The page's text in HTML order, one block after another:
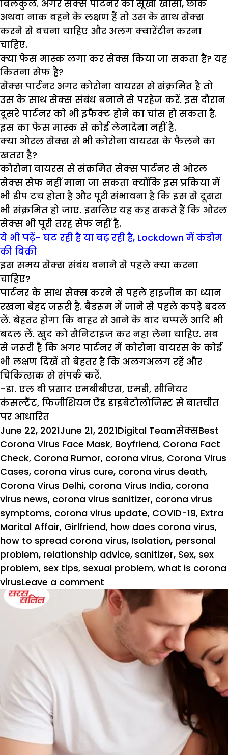
बिलकुल. अगर सेक्स पार्टनर को सूखी खांसी, छींक
अथवा नाक बहने के लक्षण हैं तो उस के साथ सेक्स
करने से बचना चाहिए और अलग क्वारेंटीन करना
चाहिए.
क्या फेस मास्क लगा कर सेक्स किया जा सकता है? यह
कितना सेफ है?
सेक्स पार्टनर अगर कोरोना वायरस से संक्रमित है तो
उस के साथ सेक्स संबंध बनाने से परहेज करें. इस दौरान
दूसरे पार्टनर को भी इफैक्ट होने का चांस हो सकता है.
इस का फेस मास्क से कोई लेनादेना नहीं है.
क्या ओरल सेक्स से भी कोरोना वायरस के फैलने का
खतरा है?
कोरोना वायरस से संक्रमित सेक्स पार्टनर से ओरल
सेक्स सेफ नहीं माना जा सकता क्योंकि इस प्रकिया में
भी डीप टच होता है और पूरी संभावना है कि इस से दूसरा
भी संक्रमित हो जाए. इसलिए यह कह सकते हैं कि ओरल
सेक्स भी पूरी तरह सेफ नहीं है.
ये भी पढ़ें- घट रही है या बढ़ रही है, Lockdown में कंडोम
की बिक्री
इस समय सेक्स संबंध बनाने से पहले क्या करना
चाहिए?
पार्टनर के साथ सेक्स करने से पहले हाइजीन का ध्यान
रखना बेहद जरूरी है. बैडरूम में जाने से पहले कपड़े बदल
लें. बेहतर होगा कि बाहर से आने के बाद चप्पलें आदि भी
बदल लें. खुद को सैनिटाइज कर नहा लेना चाहिए. सब
से जरूरी है कि अगर पार्टनर में कोरोना वायरस के कोई
भी लक्षण दिखें तो बेहतर है कि अलगअलग रहें और
चिकित्सक से संपर्क करें.
-डा. एल बी प्रसाद एमबीबीएस, एमडी, सीनियर
कंसल्टैंट, फिजीशियन ऐंड डाइबेटोलोजिस्ट से बातचीत
पर आधारित
Posted
on
June 22, 2021June 21, 2021Author
Digital TeamCategories
सेक्सTags
Best
Corona Virus Face Mask, Boyfriend, Corona Fact
Check, Corona Rumor, corona virus, Corona Virus
Cases, corona virus cure, corona virus death,
Corona Virus Delhi, corona Virus India, corona
virus news, corona virus sanitizer, corona virus
symptoms, corona virus update, COVID-19, Extra
Marital Affair, Girlfriend, how does corona virus,
how to spread corona virus, Isolation, personal
problem, relationship advice, sanitizer, Sex, sex
problem, sex tips, sexual problem, what is corona
virusLeave a comment
क्या
सेक्स
करने
भी
हो
सकता